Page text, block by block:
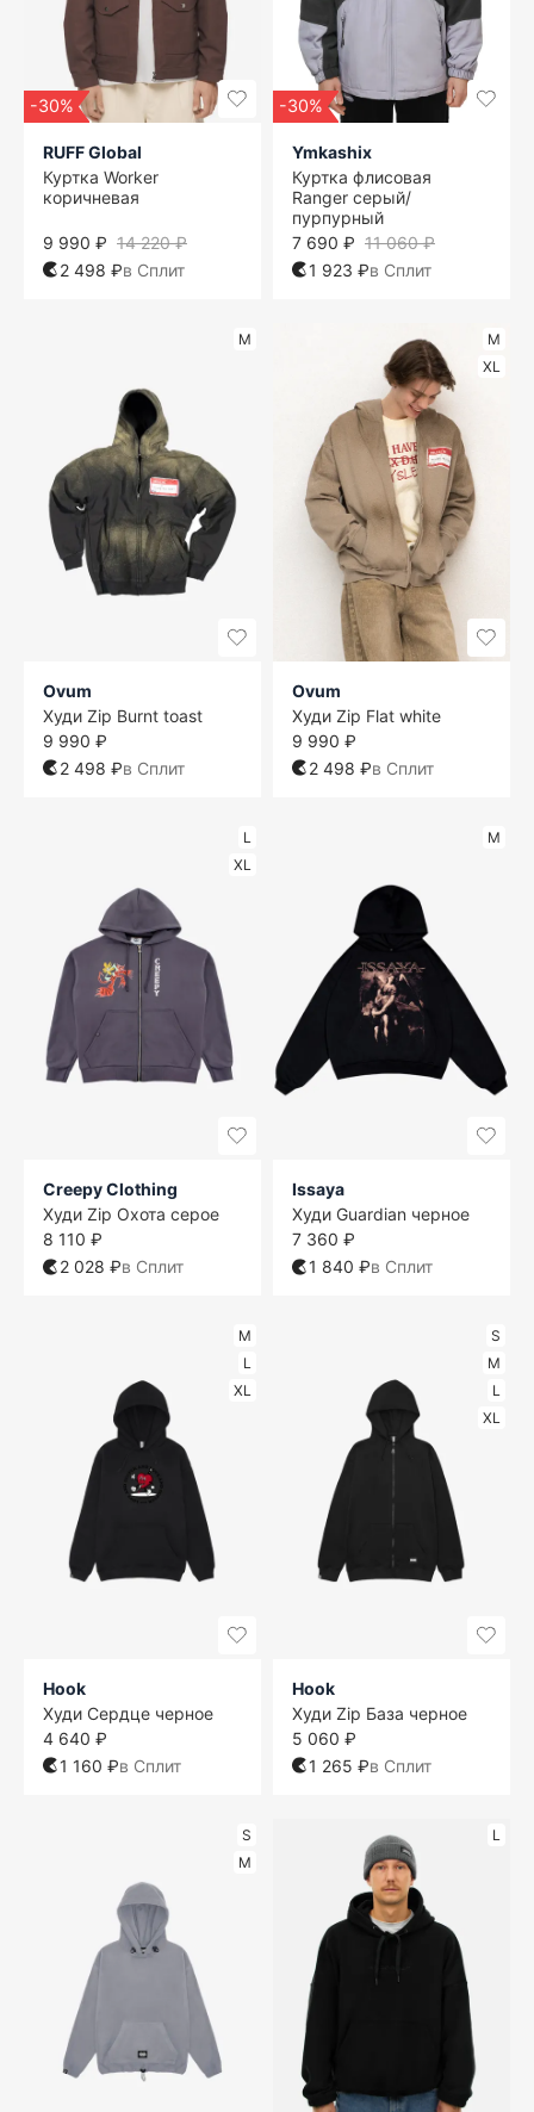
-30%
RUFF Global
Куртка Worker
коричневая
14 220 ₽
9 990 ₽
2 498 ₽в Сплит
-30%
Ymkashix
Куртка флисовая
Ranger серый/
пурпурный
11 060 ₽
7 690 ₽
1 923 ₽в Сплит
M
Ovum
Худи Zip Burnt toast
9 990 ₽
2 498 ₽в Сплит
M
XL
Ovum
Худи Zip Flat white
9 990 ₽
2 498 ₽в Сплит
L
XL
Creepy Clothing
Худи Zip Охота серое
8 110 ₽
2 028 ₽в Сплит
M
Issaya
Худи Guardian черное
7 360 ₽
1 840 ₽в Сплит
M
L
XL
Hook
Худи Сердце черное
4 640 ₽
1 160 ₽в Сплит
S
M
L
XL
Hook
Худи Zip База черное
5 060 ₽
1 265 ₽в Сплит
S
M
L